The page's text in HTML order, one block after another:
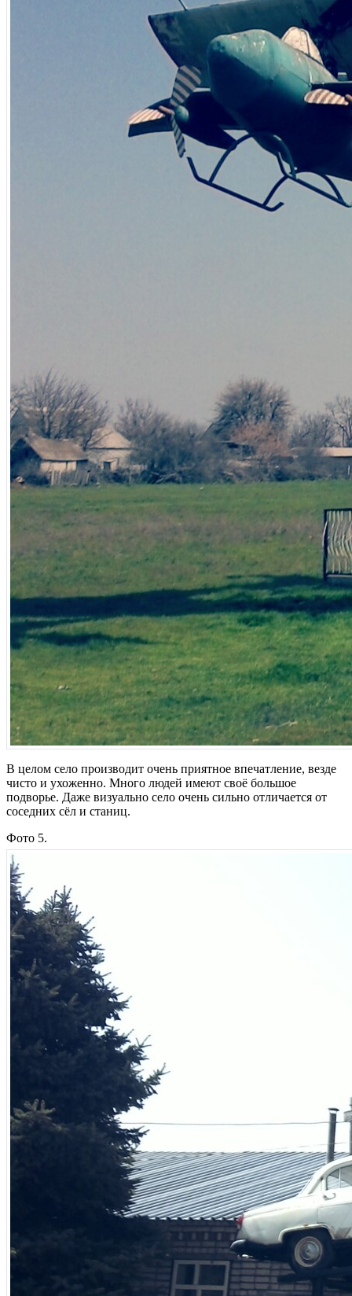
В целом село производит очень приятное впечатление, везде
чисто и ухоженно. Много людей имеют своё большое
подворье. Даже визуально село очень сильно отличается от
соседних сёл и станиц.
Фото 5.